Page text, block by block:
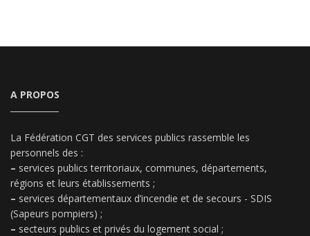
A PROPOS
La Fédération CGT des services publics rassemble les
personnels des :
– services publics territoriaux, communes, départements,
régions et leurs établissements ;
– services départementaux d’incendie et de secours - SDIS
(Sapeurs pompiers) ;
– secteurs publics et privés du logement social ;